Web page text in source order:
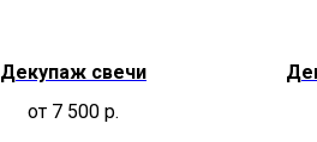
Декупаж свечи
от 7 500 р.